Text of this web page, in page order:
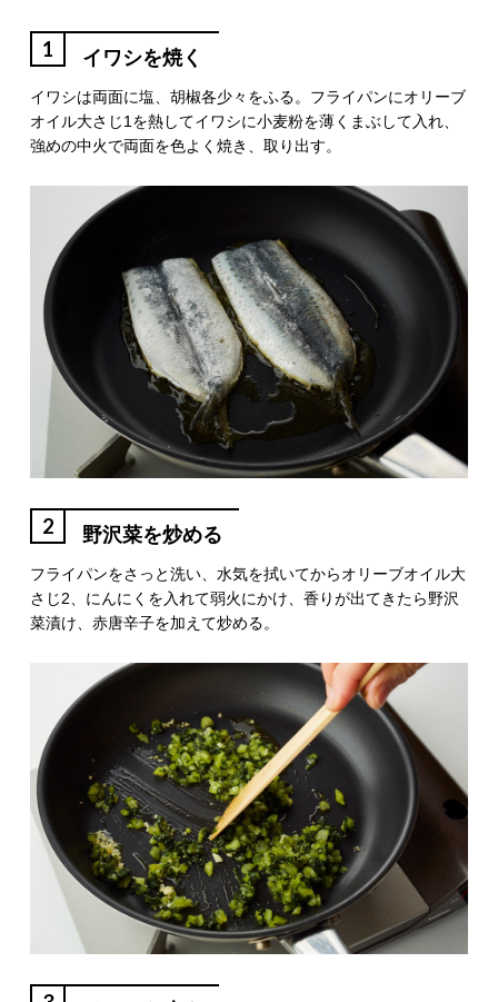
1 イワシを焼く
イワシは両面に塩、胡椒各少々をふる。フライパンにオリーブ
オイル大さじ1を熱してイワシに小麦粉を薄くまぶして入れ、
強めの中火で両面を色よく焼き、取り出す。
2 野沢菜を炒める
フライパンをさっと洗い、水気を拭いてからオリーブオイル大
さじ2、にんにくを入れて弱火にかけ、香りが出てきたら野沢
菜漬け、赤唐辛子を加えて炒める。